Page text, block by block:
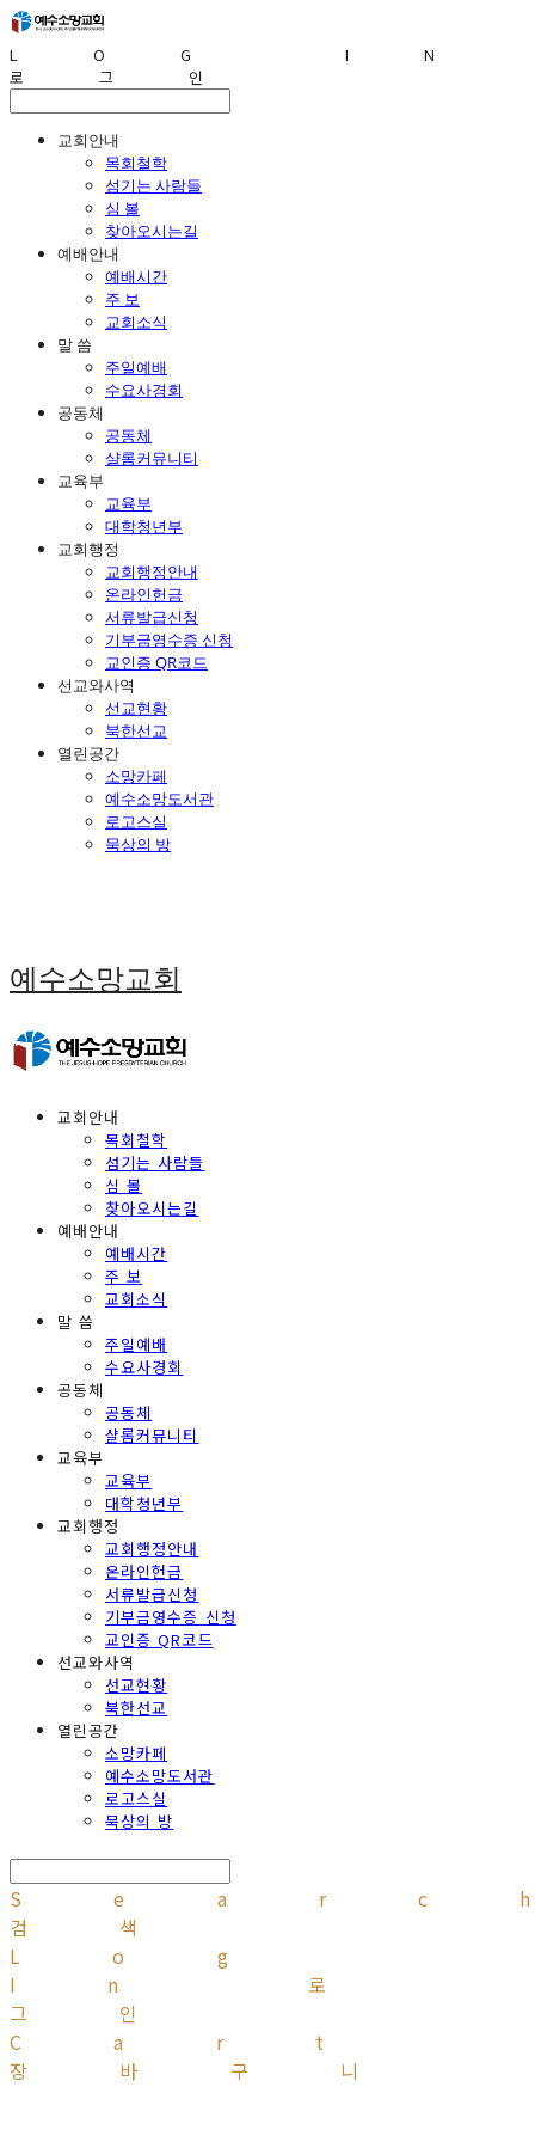
LOG IN
로그인
교회안내
목회철학
섬기는 사람들
심 볼
찾아오시는길
예배안내
예배시간
주 보
교회소식
말 씀
주일예배
수요사경회
공동체
공동체
샬롬커뮤니티
교육부
교육부
대학청년부
교회행정
교회행정안내
온라인헌금
서류발급신청
기부금영수증 신청
교인증 QR코드
선교와사역
선교현황
북한선교
열린공간
소망카페
예수소망도서관
로고스실
묵상의 방
예수소망교회
교회안내
목회철학
섬기는 사람들
심 볼
찾아오시는길
예배안내
예배시간
주 보
교회소식
말 씀
주일예배
수요사경회
공동체
공동체
샬롬커뮤니티
교육부
교육부
대학청년부
교회행정
교회행정안내
온라인헌금
서류발급신청
기부금영수증 신청
교인증 QR코드
선교와사역
선교현황
북한선교
열린공간
소망카페
예수소망도서관
로고스실
묵상의 방
검색
Log
In
로
그인
Cart
장바구니